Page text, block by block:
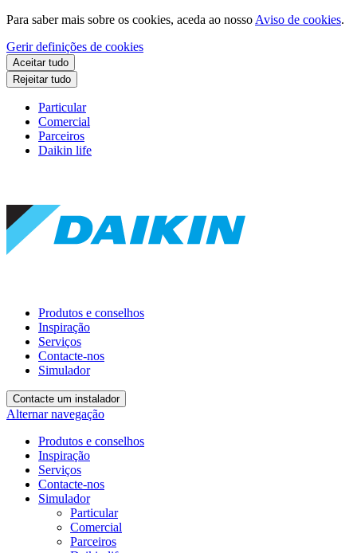
Para saber mais sobre os cookies, aceda ao nosso Aviso de cookies.
Gerir definições de cookies
Aceitar tudo
Rejeitar tudo
Particular
Comercial
Parceiros
Daikin life
Produtos e conselhos
Inspiração
Serviços
Contacte-nos
Simulador
Contacte um instalador
Alternar navegação
Produtos e conselhos
Inspiração
Serviços
Contacte-nos
Simulador
Particular
Comercial
Parceiros